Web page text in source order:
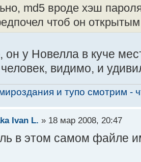
md5 вроде хэш
чтоб он
он у Новелла в куче
видимо, и
и тупо смотрим -
Ivan L. » 18 мар 2008, 20:47
в этом самом файле